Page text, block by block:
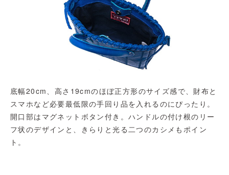
底幅20cm、高さ19cmのほぼ正方形のサイズ感で、財布と
スマホなど必要最低限の手回り品を入れるのにぴったり。
開口部はマグネットボタン付き。ハンドルの付け根のリー
フ状のデザインと、きらりと光る二つのカシメもポイン
ト。